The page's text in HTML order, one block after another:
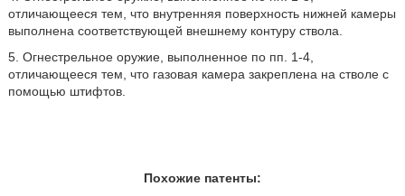
отличающееся тем, что внутренняя поверхность нижней камеры
выполнена соответствующей внешнему контуру ствола.
5. Огнестрельное оружие, выполненное по пп. 1-4,
отличающееся тем, что газовая камера закреплена на стволе с
помощью штифтов.
Похожие патенты: